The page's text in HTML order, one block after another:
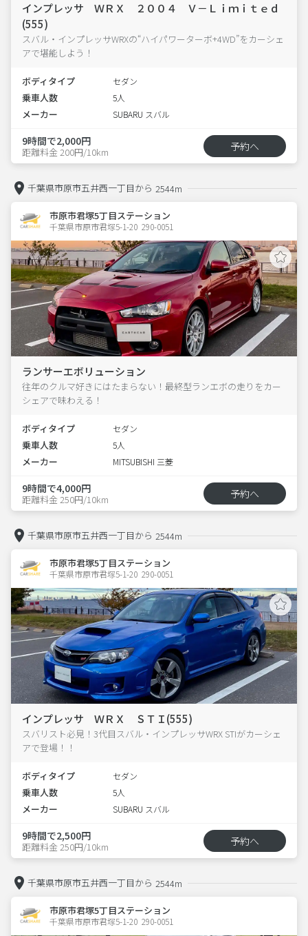
インプレッサ ＷＲＸ ２００４ Ｖ－Ｌｉｍｉｔｅｄ
(555)
スバル・インプレッサWRXの“ハイパワーターボ+4WD”をカーシェ
アで堪能しよう！
ボディタイプ セダン
乗車人数 5人
メーカー SUBARU スバル
9時間で2,000円
距離料金 200円/10km 予約へ
千葉県市原市五井西一丁目から 2544m
市原市君塚5丁目ステーション
千葉県市原市君塚5-1-20  290-0051
ランサーエボリューション
往年のクルマ好きにはたまらない！最終型ランエボの走りをカー
シェアで味わえる！
ボディタイプ セダン
乗車人数 5人
メーカー MITSUBISHI 三菱
9時間で4,000円
距離料金 250円/10km 予約へ
千葉県市原市五井西一丁目から 2544m
市原市君塚5丁目ステーション
千葉県市原市君塚5-1-20  290-0051
インプレッサ ＷＲＸ ＳＴＩ(555)
スバリスト必見！3代目スバル・インプレッサWRX STIがカーシェ
アで登場！！
ボディタイプ セダン
乗車人数 5人
メーカー SUBARU スバル
9時間で2,500円
距離料金 250円/10km 予約へ
千葉県市原市五井西一丁目から 2544m
市原市君塚5丁目ステーション
千葉県市原市君塚5-1-20  290-0051